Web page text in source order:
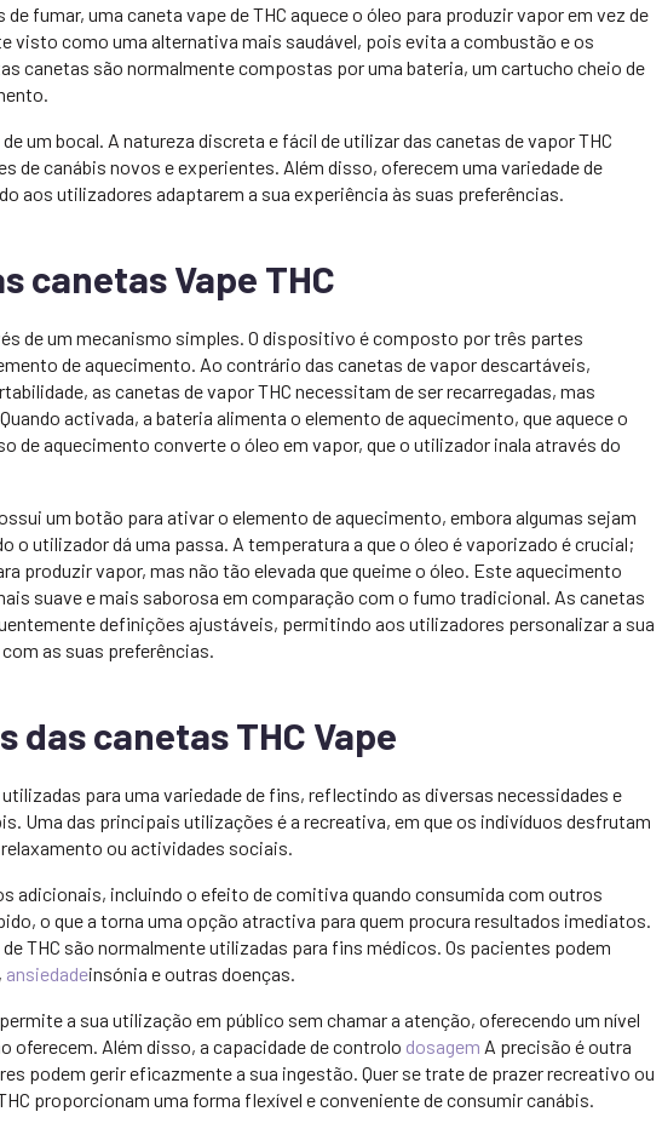
fumar, uma caneta vape de THC aquece o óleo para produzir vapor em vez de
visto como uma alternativa mais saudável, pois evita a combustão e os
canetas são normalmente compostas por uma bateria, um cartucho cheio de
um bocal. A natureza discreta e fácil de utilizar das canetas de vapor THC
de canábis novos e experientes. Além disso, oferecem uma variedade de
aos utilizadores adaptarem a sua experiência às suas preferências.
canetas Vape THC
de um mecanismo simples. O dispositivo é composto por três partes
de aquecimento. Ao contrário das canetas de vapor descartáveis,
as canetas de vapor THC necessitam de ser recarregadas, mas
activada, a bateria alimenta o elemento de aquecimento, que aquece o
de aquecimento converte o óleo em vapor, que o utilizador inala através do
um botão para ativar o elemento de aquecimento, embora algumas sejam
o utilizador dá uma passa. A temperatura a que o óleo é vaporizado é crucial;
produzir vapor, mas não tão elevada que queime o óleo. Este aquecimento
suave e mais saborosa em comparação com o fumo tradicional. As canetas
definições ajustáveis, permitindo aos utilizadores personalizar a sua
as suas preferências.
das canetas THC Vape
para uma variedade de fins, reflectindo as diversas necessidades e
Uma das principais utilizações é a recreativa, em que os indivíduos desfrutam
ou actividades sociais.
adicionais, incluindo o efeito de comitiva quando consumida com outros
o que a torna uma opção atractiva para quem procura resultados imediatos.
THC são normalmente utilizadas para fins médicos. Os pacientes podem
ansiedadeinsónia e outras doenças.
a sua utilização em público sem chamar a atenção, oferecendo um nível
oferecem. Além disso, a capacidade de controlo dosagem A precisão é outra
podem gerir eficazmente a sua ingestão. Quer se trate de prazer recreativo ou
proporcionam uma forma flexível e conveniente de consumir canábis.